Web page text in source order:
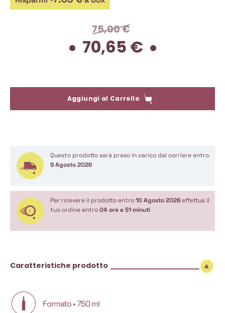
75,00€
prezzo70,65 €
Aggiungi al Carrello
Questo prodotto sarà preso in carico dal corriere entro
9 Agosto 2026
Per ricevere il prodotto entro10 Agosto 2026effettua il
tuo ordine entro04 ore e 51 minuti
Caratteristiche prodotto
Formato • 750 ml